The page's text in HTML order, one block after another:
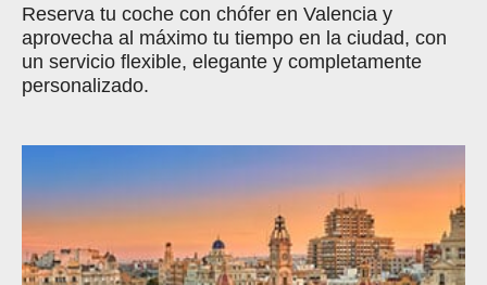
Reserva tu coche con chófer en Valencia y
aprovecha al máximo tu tiempo en la ciudad, con
un servicio flexible, elegante y completamente
personalizado.